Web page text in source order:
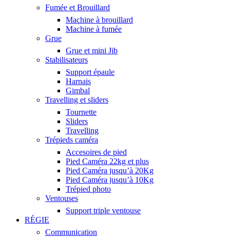
Fumée et Brouillard
Machine à brouillard
Machine à fumée
Grue
Grue et mini Jib
Stabilisateurs
Support épaule
Harnais
Gimbal
Travelling et sliders
Tournette
Sliders
Travelling
Trépieds caméra
Accesoires de pied
Pied Caméra 22kg et plus
Pied Caméra jusqu’à 20Kg
Pied Caméra jusqu’à 10Kg
Trépied photo
Ventouses
Support triple ventouse
RÉGIE
Communication